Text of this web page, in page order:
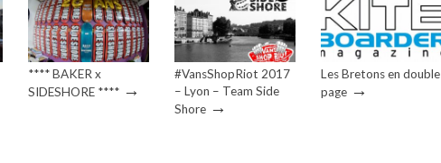
**** BAKER x
SIDESHORE **** →
#VansShopRiot 2017
– Lyon – Team Side
Shore →
Les Bretons en double
page →